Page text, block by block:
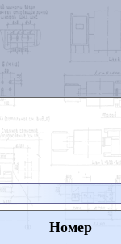
Номер